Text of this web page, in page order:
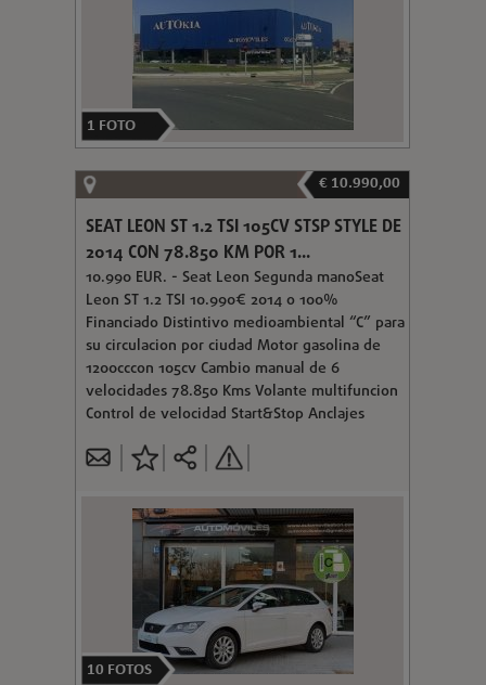
1 FOTO
€ 10.990,00
SEAT LEON ST 1.2 TSI 105CV STSP STYLE DE
2014 CON 78.850 KM POR 1...
10.990 EUR. - Seat Leon Segunda manoSeat
Leon ST 1.2 TSI 10.990€ 2014 o 100%
Financiado Distintivo medioambiental “C” para
su circulacion por ciudad Motor gasolina de
1200cccon 105cv Cambio manual de 6
velocidades 78.850 Kms Volante multifuncion
Control de velocidad Start&Stop Anclajes
10 FOTOS